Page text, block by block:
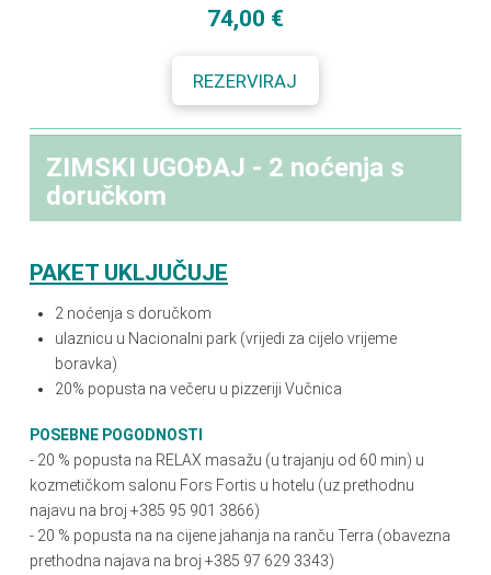
74,00 €
REZERVIRAJ
ZIMSKI UGOĐAJ - 2 noćenja s
doručkom
PAKET UKLJUČUJE
2 noćenja s doručkom
ulaznicu u Nacionalni park (vrijedi za cijelo vrijeme
boravka)
20% popusta na večeru u pizzeriji Vučnica
POSEBNE POGODNOSTI
- 20 % popusta na RELAX masažu (u trajanju od 60 min) u
kozmetičkom salonu Fors Fortis u hotelu (uz prethodnu
najavu na broj +385 95 901 3866)
- 20 % popusta na na cijene jahanja na ranču Terra (obavezna
prethodna najava na broj +385 97 629 3343)